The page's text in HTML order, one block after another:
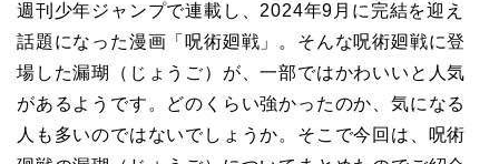
週刊少年ジャンプで連載し、2024年9月に完結を迎え
話題になった漫画「呪術廻戦」。そんな呪術廻戦に登
場した漏瑚（じょうご）が、一部ではかわいいと人気
があるようです。どのくらい強かったのか、気になる
人も多いのではないでしょうか。そこで今回は、呪術